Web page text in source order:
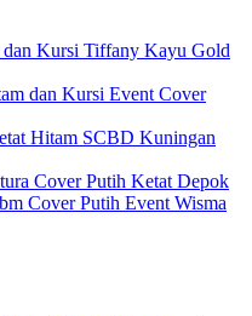
Kursi Tiffany Kayu Gold
dan Kursi Event Cover
Hitam SCBD Kuningan
Cover Putih Ketat Depok
Cover Putih Event Wisma